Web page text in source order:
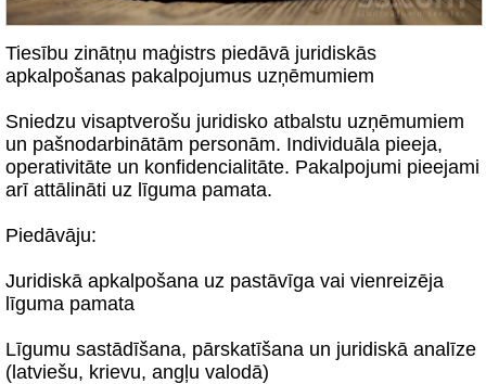
Tiesību zinātņu maģistrs piedāvā juridiskās
apkalpošanas pakalpojumus uzņēmumiem
Sniedzu visaptverošu juridisko atbalstu uzņēmumiem
un pašnodarbinātām personām. Individuāla pieeja,
operativitāte un konfidencialitāte. Pakalpojumi pieejami
arī attālināti uz līguma pamata.
Piedāvāju:
Juridiskā apkalpošana uz pastāvīga vai vienreizēja
līguma pamata
Līgumu sastādīšana, pārskatīšana un juridiskā analīze
(latviešu, krievu, angļu valodā)